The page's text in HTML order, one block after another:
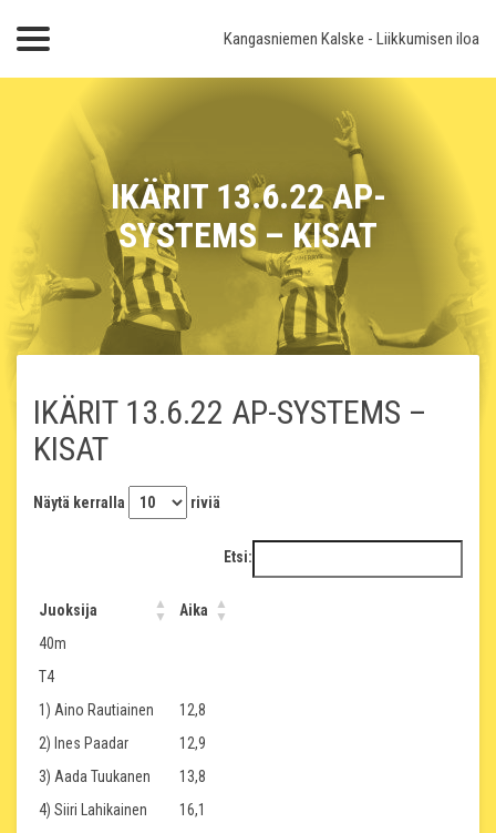
Kangasniemen Kalske - Liikkumisen iloa
IKÄRIT 13.6.22 AP-
SYSTEMS – KISAT
IKÄRIT 13.6.22 AP-SYSTEMS –
KISAT
Näytä kerralla riviä
Etsi:
Juoksija
Aika
40m
T4
1) Aino Rautiainen
12,8
2) Ines Paadar
12,9
3) Aada Tuukanen
13,8
4) Siiri Lahikainen
16,1